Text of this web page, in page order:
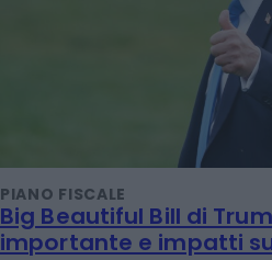
PIANO FISCALE
Big Beautiful Bill di
importante e impatti